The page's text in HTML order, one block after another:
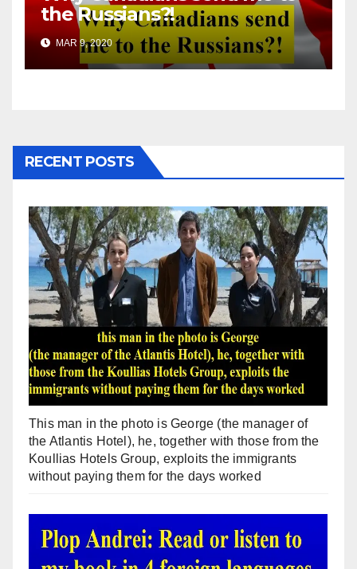
the Russians?!
MAR 9, 2020
RECENT POSTS
This man in the photo is George (the manager of
the Atlantis Hotel), he, together with those from the
Koullias Hotels Group, exploits the immigrants
without paying them for the days worked